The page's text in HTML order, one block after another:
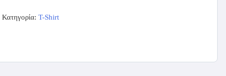
Κατηγορία:T-Shirt